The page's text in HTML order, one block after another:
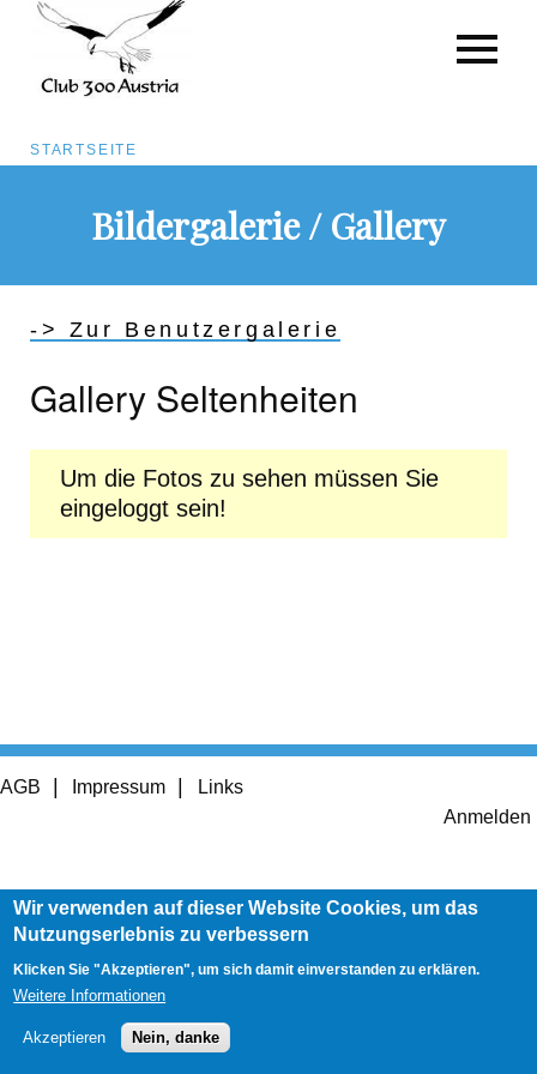
Inhalt
Pfadnavigation
STARTSEITE
Bildergalerie / Gallery
-> Zur Benutzergalerie
Gallery Seltenheiten
Um die Fotos zu sehen müssen Sie
eingeloggt sein!
Footer
AGB Impressum Links
Anmelden
Wir verwenden auf dieser Website Cookies, um das
Nutzungserlebnis zu verbessern
Klicken Sie "Akzeptieren", um sich damit einverstanden zu erklären.
Weitere Informationen
Akzeptieren Nein, danke